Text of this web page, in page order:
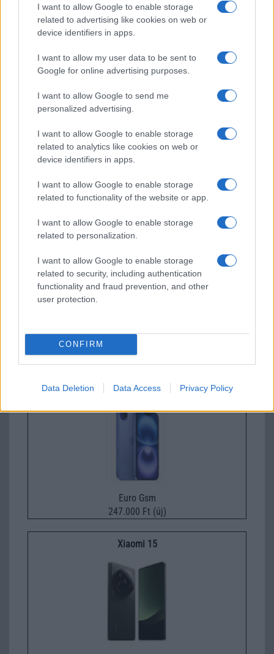
I want to allow Google to enable storage
related to advertising like cookies on web or
device identifiers in apps.
I want to allow my user data to be sent to
Google for online advertising purposes.
I want to allow Google to send me
personalized advertising.
I want to allow Google to enable storage
related to analytics like cookies on web or
device identifiers in apps.
I want to allow Google to enable storage
related to functionality of the website or app.
I want to allow Google to enable storage
related to personalization.
I want to allow Google to enable storage
related to security, including authentication
functionality and fraud prevention, and other
user protection.
CONFIRM
Data Deletion Data Access Privacy Policy
Brand Nincs
Védelem
SAR
Nincs publikus adat!
Új és Használt GSM kiemelt ajánlatok
Apple iPhone 15 Pro Max
Nyugati GSM
Euro Gsm
247.000 Ft (új)
Xiaomi 15